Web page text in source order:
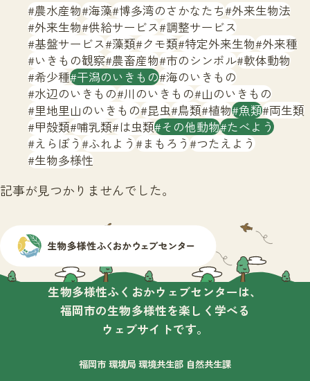
文字サイズ 小 中 大
生物多様性ふくおかウェブセンターとは
サイトマップ
農水産物 海藻 博多湾のさかなたち 外来生物法
外来生物 供給サービス 調整サービス
基盤サービス 藻類 クモ類 特定外来生物 外来種
いきもの観察 農畜産物 市のシンボル 軟体動物
希少種 干潟のいきもの 海のいきもの
水辺のいきもの 川のいきもの 山のいきもの
里地里山のいきもの 昆虫 鳥類 植物 魚類 両生類
甲殻類 哺乳類 は虫類 その他動物 たべよう
えらぼう ふれよう まもろう つたえよう
生物多様性
記事が見つかりませんでした。
生物多様性ふくおかウェブセンターは、
福岡市の生物多様性を楽しく学べる
ウェブサイトです。
福岡市 環境局 環境共生部 自然共生課